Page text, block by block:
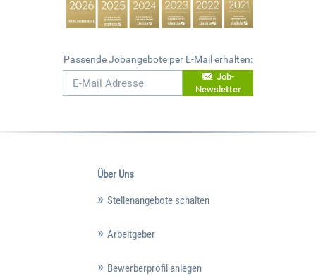
Passende Jobangebote per E-Mail erhalten:
Job-
Newsletter
Über Uns
Stellenangebote schalten
Arbeitgeber
Bewerberprofil anlegen